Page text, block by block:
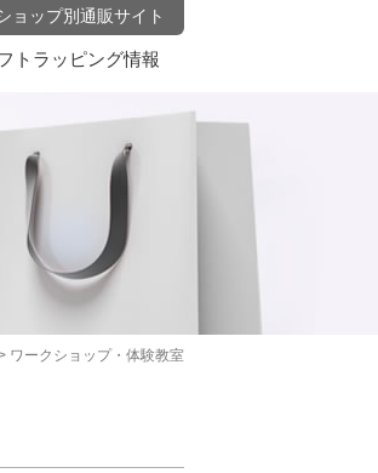
ョップ別通販サイト
トラッピング情報
ワークショップ・体験教室